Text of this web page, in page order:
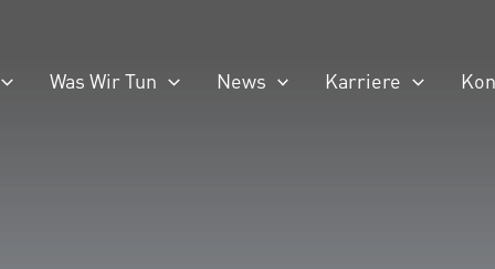
Was Wir Tun News Karriere